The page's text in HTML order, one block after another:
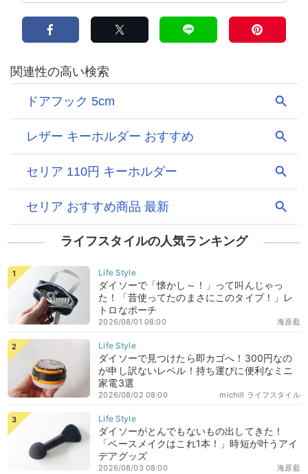
ライフスタイルの人気ランキング
ダイソーで「懐かし～！」って叫んじゃっ
た！「昔使ってたのまさにこのタイプ！」レ
トロなポーチ
海原藍
2026/08/01 08:00
ダイソーで見つけたら即カゴへ！300円なの
が申し訳ないレベル！持ち運びに便利なミニ
家電3選
michill ライフスタイル
2026/08/02 08:00
ダイソーがとんでもないもの出してきた！
「ベースメイクはこれ1本！」時短が叶うアイ
デアグッズ
海原藍
2026/08/03 08:00